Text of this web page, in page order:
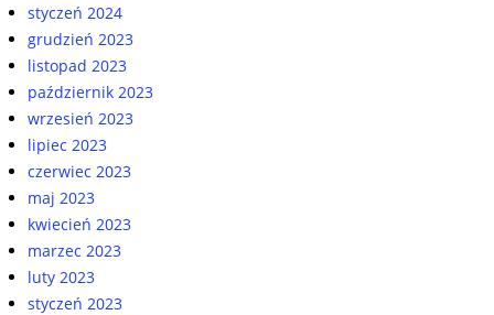
styczeń 2024
grudzień 2023
listopad 2023
październik 2023
wrzesień 2023
lipiec 2023
czerwiec 2023
maj 2023
kwiecień 2023
marzec 2023
luty 2023
styczeń 2023